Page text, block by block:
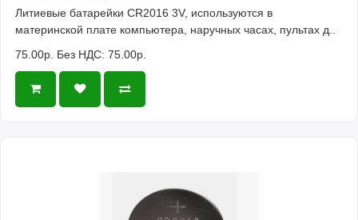
Литиевые батарейки CR2016 3V, используются в
материнской плате компьютера, наручных часах, пультах д..
75.00р. Без НДС: 75.00р.